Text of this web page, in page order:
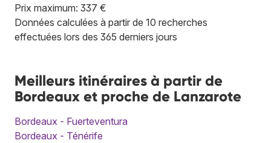
Prix maximum: 337 €
Données calculées à partir de 10 recherches
effectuées lors des 365 derniers jours
Meilleurs itinéraires à partir de
Bordeaux et proche de Lanzarote
Bordeaux - Fuerteventura
Bordeaux - Ténérife